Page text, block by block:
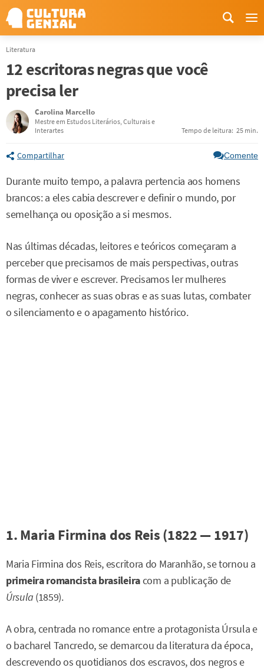
Literatura
12 escritoras negras que você
precisa ler
Carolina Marcello
Mestre em Estudos Literários, Culturais e
Interartes
Tempo de leitura: 25 min.
Compartilhar Comente
Durante muito tempo, a palavra pertencia aos homens
brancos: a eles cabia descrever e definir o mundo, por
semelhança ou oposição a si mesmos.
Nas últimas décadas, leitores e teóricos começaram a
perceber que precisamos de mais perspectivas, outras
formas de viver e escrever. Precisamos ler mulheres
negras, conhecer as suas obras e as suas lutas, combater
o silenciamento e o apagamento histórico.
1. Maria Firmina dos Reis (1822 — 1917)
Maria Firmina dos Reis, escritora do Maranhão, se tornou a
primeira romancista brasileiracom a publicação de
Úrsula (1859).
A obra, centrada no romance entre a protagonista Úrsula e
o bacharel Tancredo, se demarcou da literatura da época,
descrevendo os quotidianos dos escravos, dos negros e